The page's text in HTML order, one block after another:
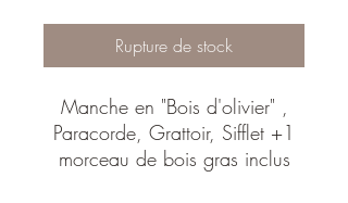
Rupture de stock
Manche en "Bois d'olivier" ,
Paracorde, Grattoir, Sifflet +1
morceau de bois gras inclus